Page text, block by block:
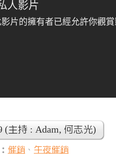
(主持 : Adam, 何志光)
催銷 、 午夜催銷